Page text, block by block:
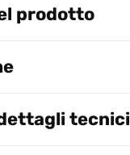
prodotto
tecnici